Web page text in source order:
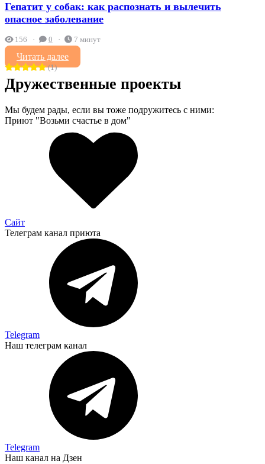
Гепатит у собак: как распознать и вылечить
опасное заболевание
156 0 7 минут
Читать далее
(1)
Дружественные проекты
Мы будем рады, если вы тоже подружитесь с ними:
Приют "Возьми счастье в дом"
Сайт
Телеграм канал приюта
Telegram
Наш телеграм канал
Telegram
Наш канал на Дзен